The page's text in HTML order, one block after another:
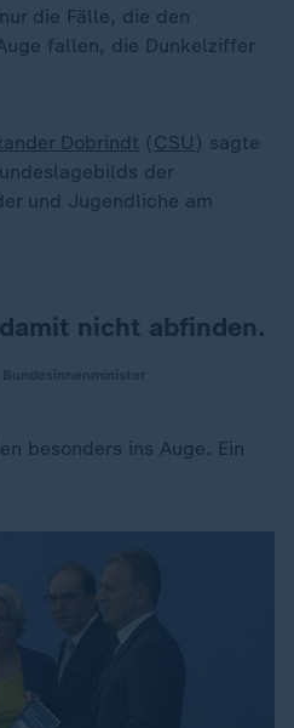
die Fälle, die den
fallen, die Dunkelziffer
Dobrindt (CSU ) sagte
der
und Jugendliche am
nicht abfinden.
besonders ins Auge. Ein